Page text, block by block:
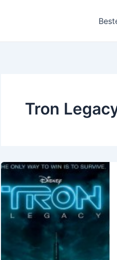
Tron